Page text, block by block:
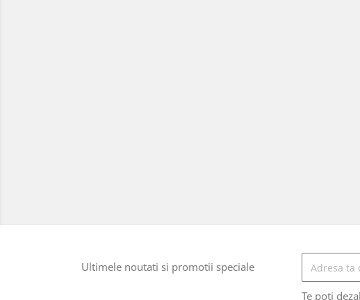
Ultimele noutati si promotii speciale
Te poti